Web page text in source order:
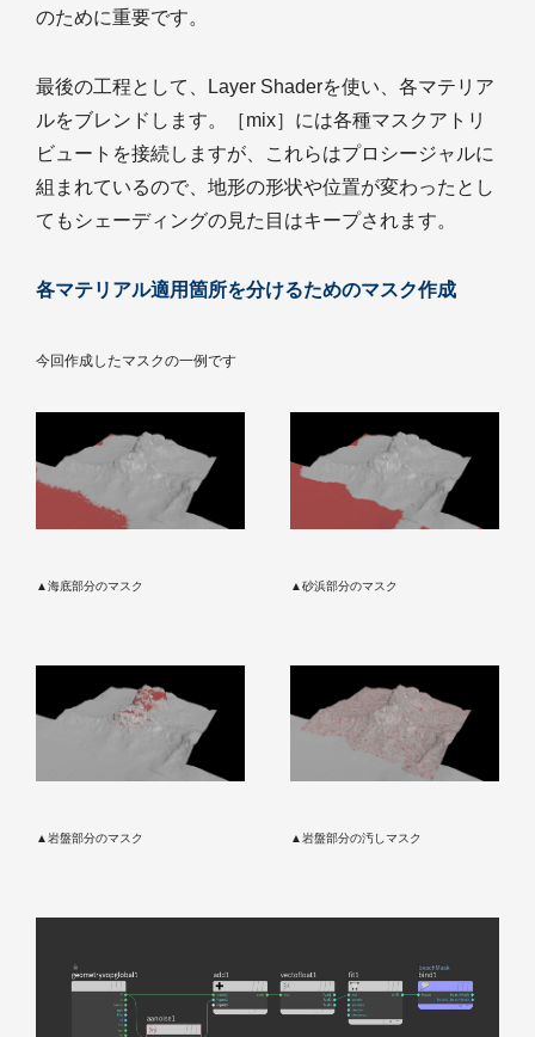
のために重要です。
最後の工程として、Layer Shaderを使い、各マテリア
ルをブレンドします。［mix］には各種マスクアトリ
ビュートを接続しますが、これらはプロシージャルに
組まれているので、地形の形状や位置が変わったとし
てもシェーディングの見た目はキープされます。
各マテリアル適用箇所を分けるためのマスク作成
今回作成したマスクの一例です
▲海底部分のマスク ▲砂浜部分のマスク
▲岩盤部分のマスク ▲岩盤部分の汚しマスク